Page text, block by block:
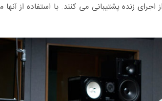
زنده پشتیبانی می کنند. با استفاده از